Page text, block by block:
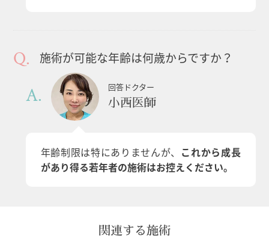
施術が可能な年齢は何歳からですか？
回答ドクター
小西医師
年齢制限は特にありませんが、 これから成長
があり得る若年者の施術はお控えください。
関連する施術